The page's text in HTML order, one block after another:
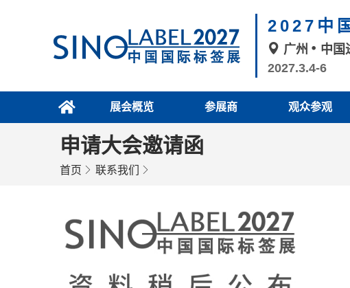
2027中
广州 中国
2027.3.4-6
展会概览 参展商 观众参观
申请大会邀请函
首页 联系我们